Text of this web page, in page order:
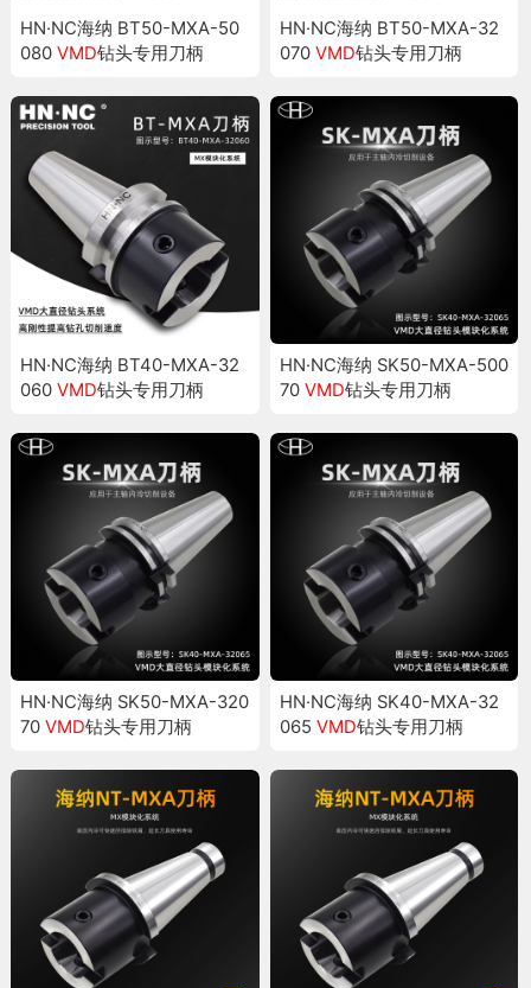
HN·NC海纳 BT50-MXA-50
080VMD钻头专用刀柄
HN·NC海纳 BT50-MXA-32
070 VMD钻头专用刀柄
HN·NC海纳 BT40-MXA-32
060VMD钻头专用刀柄
HN·NC海纳 SK50-MXA-500
70 VMD钻头专用刀柄
HN·NC海纳 SK50-MXA-320
70VMD钻头专用刀柄
HN·NC海纳 SK40-MXA-32
065 VMD钻头专用刀柄